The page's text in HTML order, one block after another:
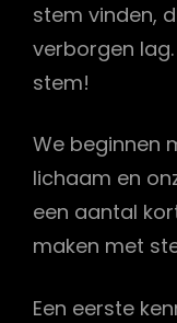
stem vinden,
verborgen
stem!
We beginnen
lichaam en
een aantal
maken met
Een eerste